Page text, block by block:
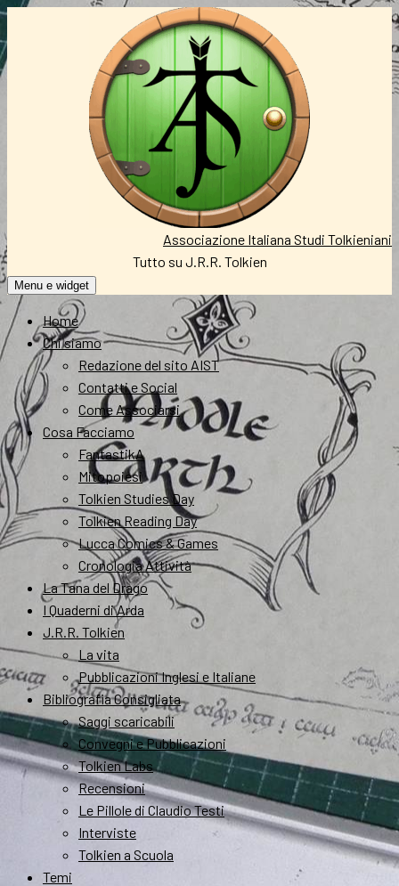
Vai
al
contenuto
Associazione Italiana Studi Tolkieniani
Tutto su J.R.R. Tolkien
Menu e widget
Home
Chi siamo
Redazione del sito AIST
Contatti e Social
Come Associarsi
Cosa Facciamo
FantastikA
Mitopoiesi
Tolkien Studies Day
Tolkien Reading Day
Lucca Comics & Games
Cronologia Attività
La Tana del Drago
I Quaderni di Arda
J.R.R. Tolkien
La vita
Pubblicazioni Inglesi e Italiane
Bibliografia Consigliata
Saggi scaricabili
Convegni e Pubblicazioni
Tolkien Labs
Recensioni
Le Pillole di Claudio Testi
Interviste
Tolkien a Scuola
Temi